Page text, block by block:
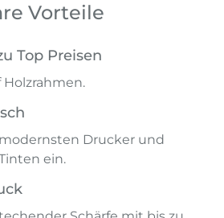
Vorteile
Top Preisen
Drucker und
ein.